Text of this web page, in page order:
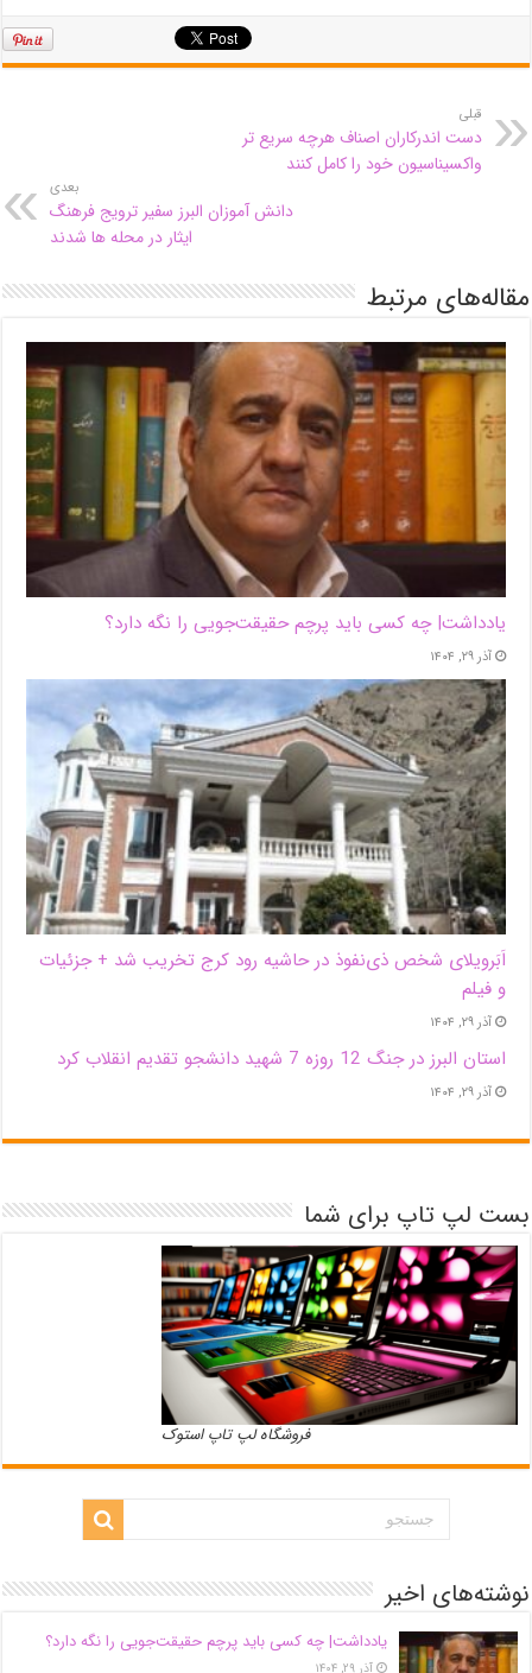
قبلی
دست اندرکاران اصناف هرچه سریع تر
واکسیناسیون خود را کامل کنند
بعدی
دانش آموزان البرز سفیر ترویج فرهنگ
ایثار در محله ها شدند
مقاله‌های مرتبط
یادداشت| ‌چه کسی باید پرچم حقیقت‌جویی را نگه دارد؟
آذر ۲۹, ۱۴۰۴
اَبَر‌ویلای شخص ذی‌نفوذ در حاشیه‌ رود کرج تخریب شد + جزئیات
و فیلم
آذر ۲۹, ۱۴۰۴
استان البرز در جنگ 12 روزه 7 شهید دانشجو تقدیم انقلاب کرد
آذر ۲۹, ۱۴۰۴
بست لپ تاپ برای شما
فروشگاه لپ تاپ استوک
نوشته‌های اخیر
یادداشت| ‌چه کسی باید پرچم حقیقت‌جویی را نگه دارد؟
آذر ۲۹, ۱۴۰۴